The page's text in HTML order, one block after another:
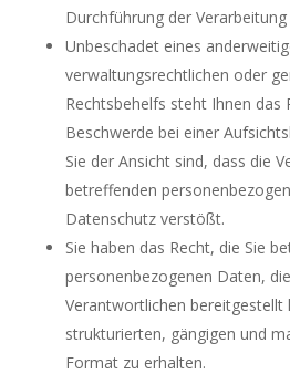
Durchführung der
Unbeschadet eines
verwaltungsrechtlichen oder
Rechtsbehelfs steht Ihnen das
Beschwerde bei einer
Sie der Ansicht sind, dass die
betreffenden
Datenschutz verstößt.
Sie haben das Recht, die Sie
personenbezogenen Daten,
Verantwortlichen bereitgestellt
strukturierten, gängigen und
Format zu erhalten.